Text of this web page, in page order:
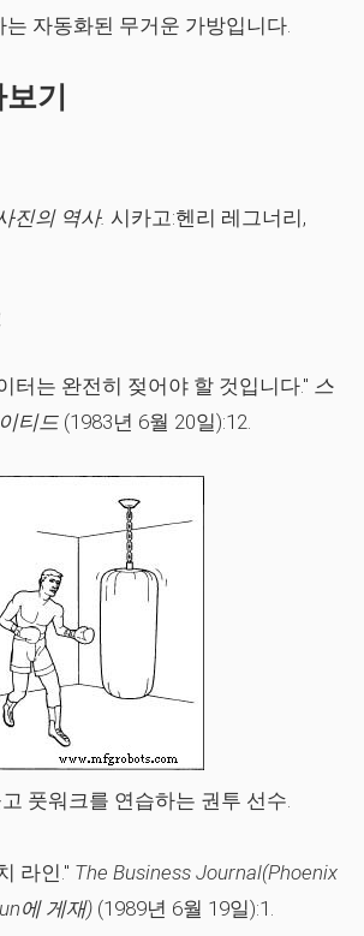
는 자동화된 무거운 가방입니다.
기
진의 역사. 시카고:헨리 레그너리,
터는 완전히 젖어야 할 것입니다." 스
티드 (1983년 6월 20일):12.
풋워크를 연습하는 권투 선수.
라인." The Business Journal(Phoenix
에 게재) (1989년 6월 19일):1.